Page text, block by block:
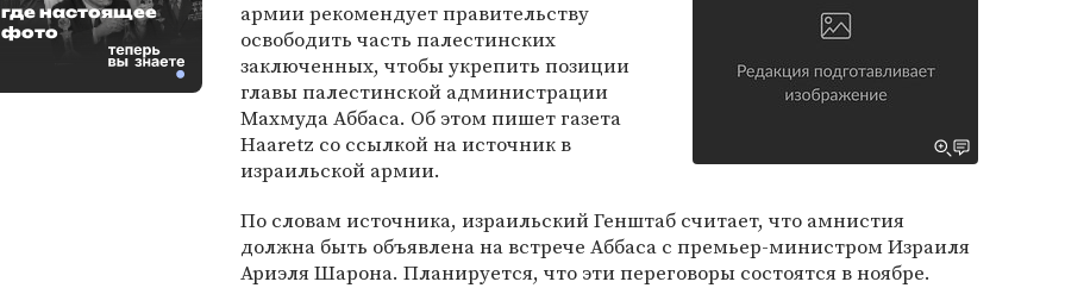
армии рекомендует правительству
освободить часть палестинских
заключенных, чтобы укрепить позиции
главы палестинской администрации
Махмуда Аббаса. Об этом пишет газета
Haaretz со ссылкой на источник в
израильской армии.
По словам источника, израильский Генштаб считает, что амнистия
должна быть объявлена на встрече Аббаса с премьер-министром Израиля
Ариэля Шарона. Планируется, что эти переговоры состоятся в ноябре.
где настоящее
фото